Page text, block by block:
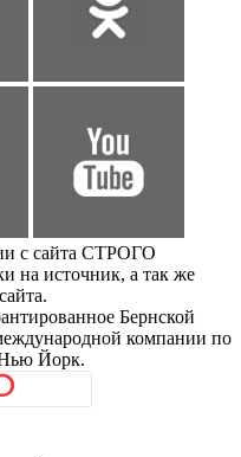
с сайта СТРОГО
на источник, а так же
Бернской
компании по
Йорк.